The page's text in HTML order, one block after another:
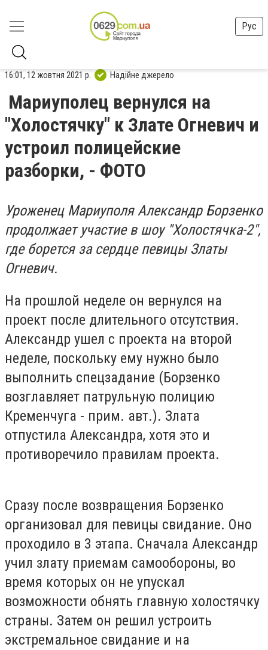
Рус
16:01, 12 жовтня 2021 р. Надійне джерело
Мариуполец вернулся на
"Холостячку" к Злате Огневич и
устроил полицейские
разборки, - ФОТО
Уроженец Мариуполя Александр Борзенко
продолжает участие в шоу "Холостячка-2",
где борется за сердце певицы Златы
Огневич.
На прошлой неделе он вернулся на
проект после длительного отсутствия.
Александр ушел с проекта на второй
неделе, поскольку ему нужно было
выполнить спецзадание (Борзенко
возглавляет патрульную полицию
Кременчуга - прим. авт.). Злата
отпустила Александра, хотя это и
противоречило правилам проекта.
Сразу после возвращения Борзенко
организовал для певицы свидание. Оно
проходило в 3 этапа. Сначала Александр
учил злату приемам самообороны, во
время которых он не упускал
возможности обнять главную холостячку
страны. Затем он решил устроить
экстремальное свидание и на